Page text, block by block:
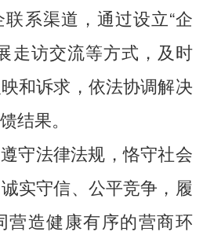
系渠道，通过设立“企
走访交流等方式，及时
和诉求，依法协调解决
结果。
守法律法规，恪守社会
实守信、公平竞争，履
营造健康有序的营商环